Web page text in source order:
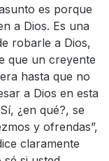
es porque
a Dios. Es una
robarle a Dios,
que un creyente
hasta que no
a Dios en esta
¿en qué?, se
y ofrendas”,
claramente